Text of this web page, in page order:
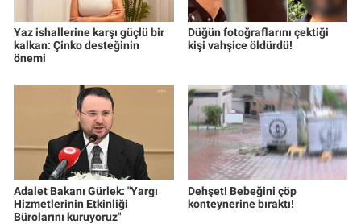
Yaz ishallerine karşı güçlü bir
kalkan: Çinko desteğinin
önemi
Düğün fotoğraflarını çektiği
kişi vahşice öldürdü!
Adalet Bakanı Gürlek: "Yargı
Hizmetlerinin Etkinliği
Bürolarını kuruyoruz"
Dehşet! Bebeğini çöp
konteynerine bıraktı!